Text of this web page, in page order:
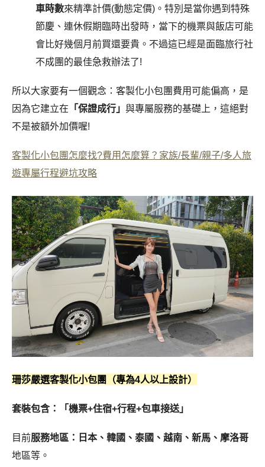
車時數來精準計價(動態定價)。特別是當你遇到特殊
節慶、連休假期臨時出發時，當下的機票與飯店可能
會比好幾個月前買還要貴。不過這已經是面臨旅行社
不成團的最佳急救辦法了!
所以大家要有一個觀念：客製化小包團費用可能偏高，是
因為它建立在 「保證成行」 與專屬服務的基礎上，這絕對
不是被額外加價喔!
客製化小包團怎麼找?費用怎麼算？家族/長輩/親子/多人旅
遊專屬行程避坑攻略
珊莎嚴選客製化小包團（專為4人以上設計）
套裝包含：「機票+住宿+行程+包車接送」
目前服務地區：日本、韓國、泰國、越南、新馬、摩洛哥
地區等。